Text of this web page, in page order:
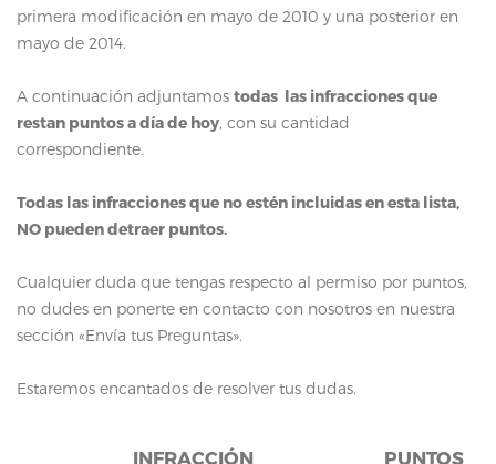
primera modificación en mayo de 2010 y una posterior en
mayo de 2014.
A continuación adjuntamos todas las infracciones que
restan puntos a día de hoy, con su cantidad
correspondiente.
Todas las infracciones que no estén incluidas en esta lista,
NO pueden detraer puntos.
Cualquier duda que tengas respecto al permiso por puntos,
no dudes en ponerte en contacto con nosotros en nuestra
sección «Envía tus Preguntas».
Estaremos encantados de resolver tus dudas.
INFRACCIÓN PUNTOS